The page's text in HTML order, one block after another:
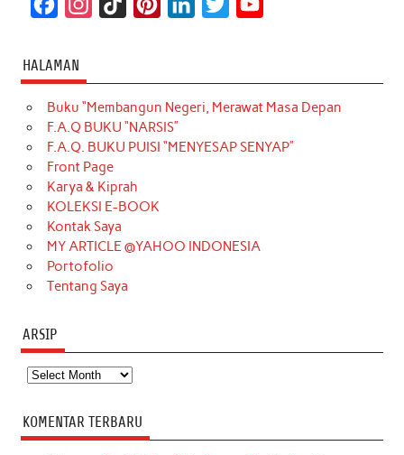
c
e
b
o
o
k
t
a
g
r
a
m
T
o
k
t
e
r
k
e
d
t
t
e
T
u
b
HALAMAN
Buku “Membangun Negeri, Merawat Masa Depan
F.A.Q BUKU “NARSIS”
F.A.Q. BUKU PUISI “MENYESAP SENYAP”
Front Page
Karya & Kiprah
KOLEKSI E-BOOK
Kontak Saya
MY ARTICLE @YAHOO INDONESIA
Portofolio
Tentang Saya
ARSIP
Arsip
KOMENTAR TERBARU